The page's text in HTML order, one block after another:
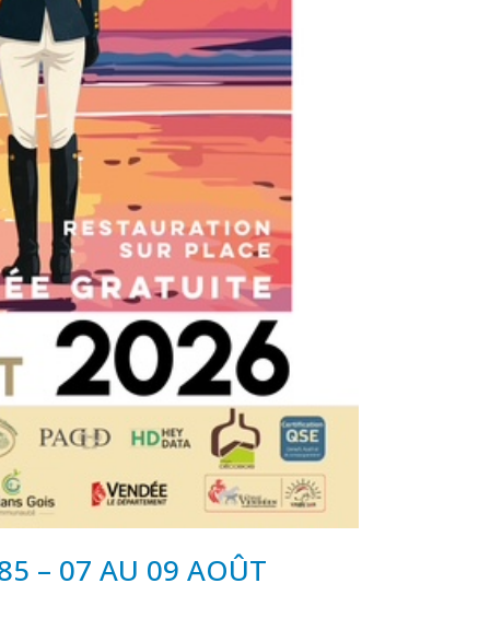
– 07 AU 09 AOÛT